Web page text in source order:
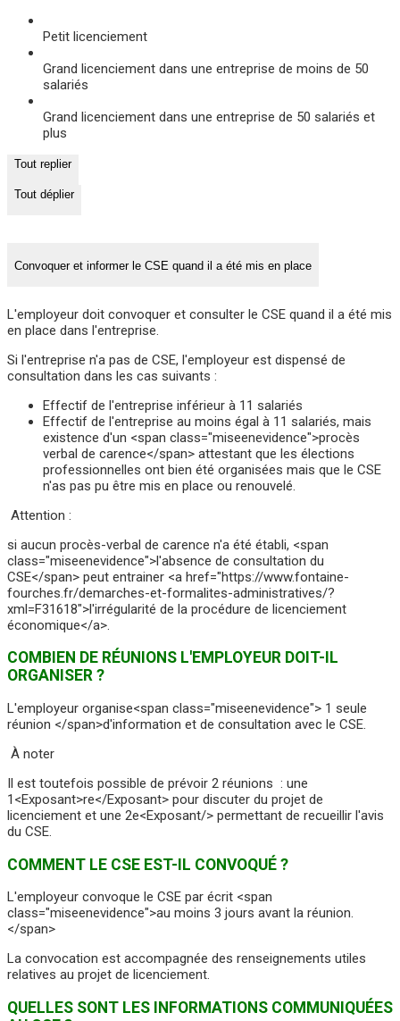
Petit licenciement
Grand licenciement dans une entreprise de moins de 50
salariés
Grand licenciement dans une entreprise de 50 salariés et
plus
Tout replier
Tout déplier
Convoquer et informer le CSE quand il a été mis en place
L'employeur doit convoquer et consulter le CSE quand il a été mis
en place dans l'entreprise.
Si l'entreprise n'a pas de CSE, l'employeur est dispensé de
consultation dans les cas suivants :
Effectif de l'entreprise inférieur à 11 salariés
Effectif de l'entreprise au moins égal à 11 salariés, mais
existence d'un <span class="miseenevidence">procès
verbal de carence</span> attestant que les élections
professionnelles ont bien été organisées mais que le CSE
n'as pas pu être mis en place ou renouvelé.
Attention :
si aucun procès-verbal de carence n'a été établi, <span
class="miseenevidence">l'absence de consultation du
CSE</span> peut entrainer <a href="https://www.fontaine-
fourches.fr/demarches-et-formalites-administratives/?
xml=F31618">l'irrégularité de la procédure de licenciement
économique</a>.
COMBIEN DE RÉUNIONS L'EMPLOYEUR DOIT-IL
ORGANISER ?
L'employeur organise<span class="miseenevidence"> 1 seule
réunion </span>d'information et de consultation avec le CSE.
À noter
Il est toutefois possible de prévoir 2 réunions : une
1<Exposant>re</Exposant> pour discuter du projet de
licenciement et une 2e<Exposant/> permettant de recueillir l'avis
du CSE.
COMMENT LE CSE EST-IL CONVOQUÉ ?
L'employeur convoque le CSE par écrit <span
class="miseenevidence">au moins 3 jours avant la réunion.
</span>
La convocation est accompagnée des renseignements utiles
relatives au projet de licenciement.
QUELLES SONT LES INFORMATIONS COMMUNIQUÉES